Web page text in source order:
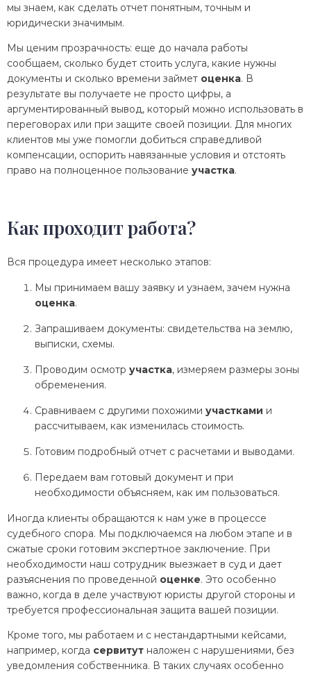
мы знаем, как сделать отчет понятным, точным и
юридически значимым.
Мы ценим прозрачность: еще до начала работы
сообщаем, сколько будет стоить услуга, какие нужны
документы и сколько времени займет оценка. В
результате вы получаете не просто цифры, а
аргументированный вывод, который можно использовать в
переговорах или при защите своей позиции. Для многих
клиентов мы уже помогли добиться справедливой
компенсации, оспорить навязанные условия и отстоять
право на полноценное пользование участка.
Как проходит работа?
Вся процедура имеет несколько этапов:
Мы принимаем вашу заявку и узнаем, зачем нужна
оценка.
Запрашиваем документы: свидетельства на землю,
выписки, схемы.
Проводим осмотр участка, измеряем размеры зоны
обременения.
Сравниваем с другими похожими участками и
рассчитываем, как изменилась стоимость.
Готовим подробный отчет с расчетами и выводами.
Передаем вам готовый документ и при
необходимости объясняем, как им пользоваться.
Иногда клиенты обращаются к нам уже в процессе
судебного спора. Мы подключаемся на любом этапе и в
сжатые сроки готовим экспертное заключение. При
необходимости наш сотрудник выезжает в суд и дает
разъяснения по проведенной оценке. Это особенно
важно, когда в деле участвуют юристы другой стороны и
требуется профессиональная защита вашей позиции.
Кроме того, мы работаем и с нестандартными кейсами,
например, когда сервитут наложен с нарушениями, без
уведомления собственника. В таких случаях особенно